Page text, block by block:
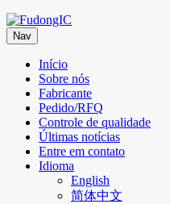
Nav
Início
Sobre nós
Fabricante
Pedido/RFQ
Controle de qualidade
Últimas notícias
Entre em contato
Idioma
English
简体中文